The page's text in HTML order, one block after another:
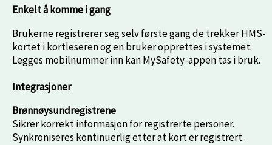
Enkelt å komme i gang
Brukerne registrerer seg selv første gang de trekker HMS-
kortet i kortleseren og en bruker opprettes i systemet.
Legges mobilnummer inn kan MySafety-appen tas i bruk.
Integrasjoner
Brønnøysundregistrene
Sikrer korrekt informasjon for registrerte personer.
Synkroniseres kontinuerlig etter at kort er registrert.